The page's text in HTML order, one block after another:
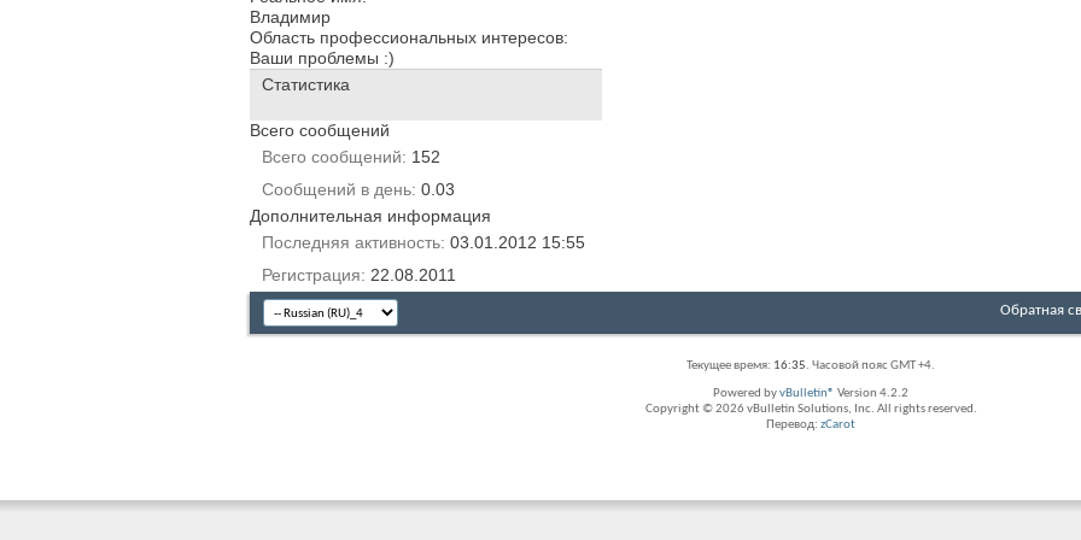
Владимир
Область профессиональных интересов:
Ваши проблемы :)
Статистика
Всего сообщений
Всего сообщений
152
Сообщений в день 0.03
Дополнительная информация
Последняя активность 03.01.2012 15:55
Регистрация
22.08.2011
Обратная
Текущее время: 16:35. Часовой пояс GMT +4.
Powered byvBulletin® Version 4.2.2
Copyright © 2026 vBulletin Solutions, Inc. All rights reserved.
Перевод: zCarot